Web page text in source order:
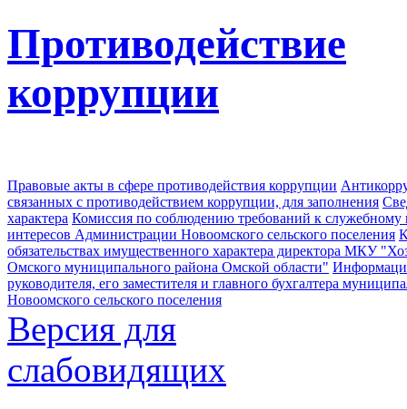
Противодействие
коррупции
Правовые акты в сфере противодействия коррупции
связанных с противодействием коррупции, для заполнения
характера Комиссия по соблюдению требований к
интересов Администрации Новоомского сельского поселения
обязательствах имущественного характера директора МКУ
Омского муниципального района Омской области"
руководителя, его заместителя и главного бухгалтера
Новоомского сельского поселения
Версия для
слабовидящих